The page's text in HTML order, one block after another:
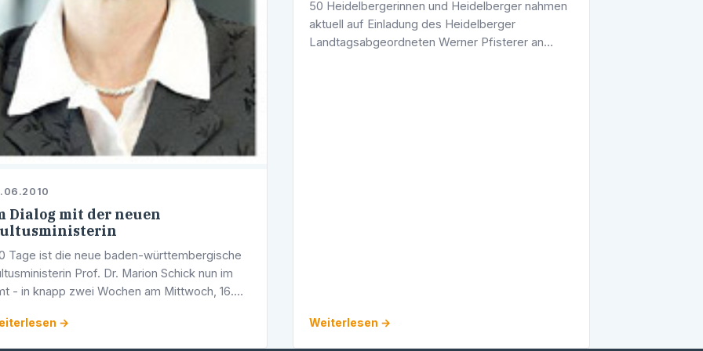
Dialog mit der neuen
Tage ist die neue baden-württembergische
Prof. Dr. Marion Schick nun im
- in knapp zwei Wochen am Mittwoch, 16.
Landtagsabgeordneten Werner …
→
50 Heidelbergerinnen und Heidelberger nahmen
aktuell auf Einladung des Heidelberger
Landtagsabgeordneten Werner Pfisterer an
Weiterlesen →